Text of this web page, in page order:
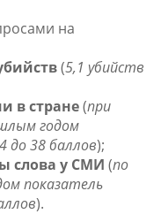
на
(5,1 убийств
в стране(при
годом
до 38 баллов);
слова у СМИ (по
показатель
).